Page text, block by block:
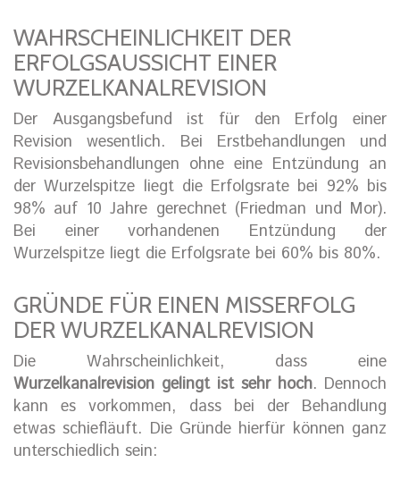
WAHRSCHEINLICHKEIT DER
ERFOLGSAUSSICHT EINER
WURZELKANALREVISION
Der Ausgangsbefund ist für den Erfolg einer
Revision wesentlich. Bei Erstbehandlungen und
Revisionsbehandlungen ohne eine Entzündung an
der Wurzelspitze liegt die Erfolgsrate bei 92% bis
98% auf 10 Jahre gerechnet (Friedman und Mor).
Bei einer vorhandenen Entzündung der
Wurzelspitze liegt die Erfolgsrate bei 60% bis 80%.
GRÜNDE FÜR EINEN MISSERFOLG
DER WURZELKANALREVISION
Die Wahrscheinlichkeit, dass eine
Wurzelkanalrevision gelingt ist sehr hoch. Dennoch
kann es vorkommen, dass bei der Behandlung
etwas schiefläuft. Die Gründe hierfür können ganz
unterschiedlich sein: